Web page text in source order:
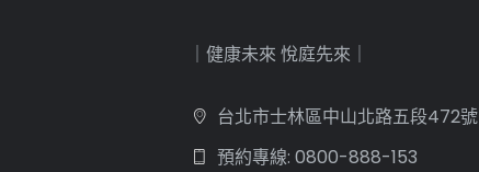
｜健康未來 悅庭先來｜
台北市士林區中山北路五段472號
預約專線: 0800-888-153